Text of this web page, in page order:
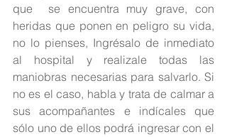
que  se encuentra muy grave, con
heridas que ponen en peligro su vida,
no lo pienses, Ingrésalo de inmediato
al hospital y realizale todas las
maniobras necesarias para salvarlo. Si
no es el caso, habla y trata de calmar a
sus acompañantes e indícales que
sólo uno de ellos podrá ingresar con el